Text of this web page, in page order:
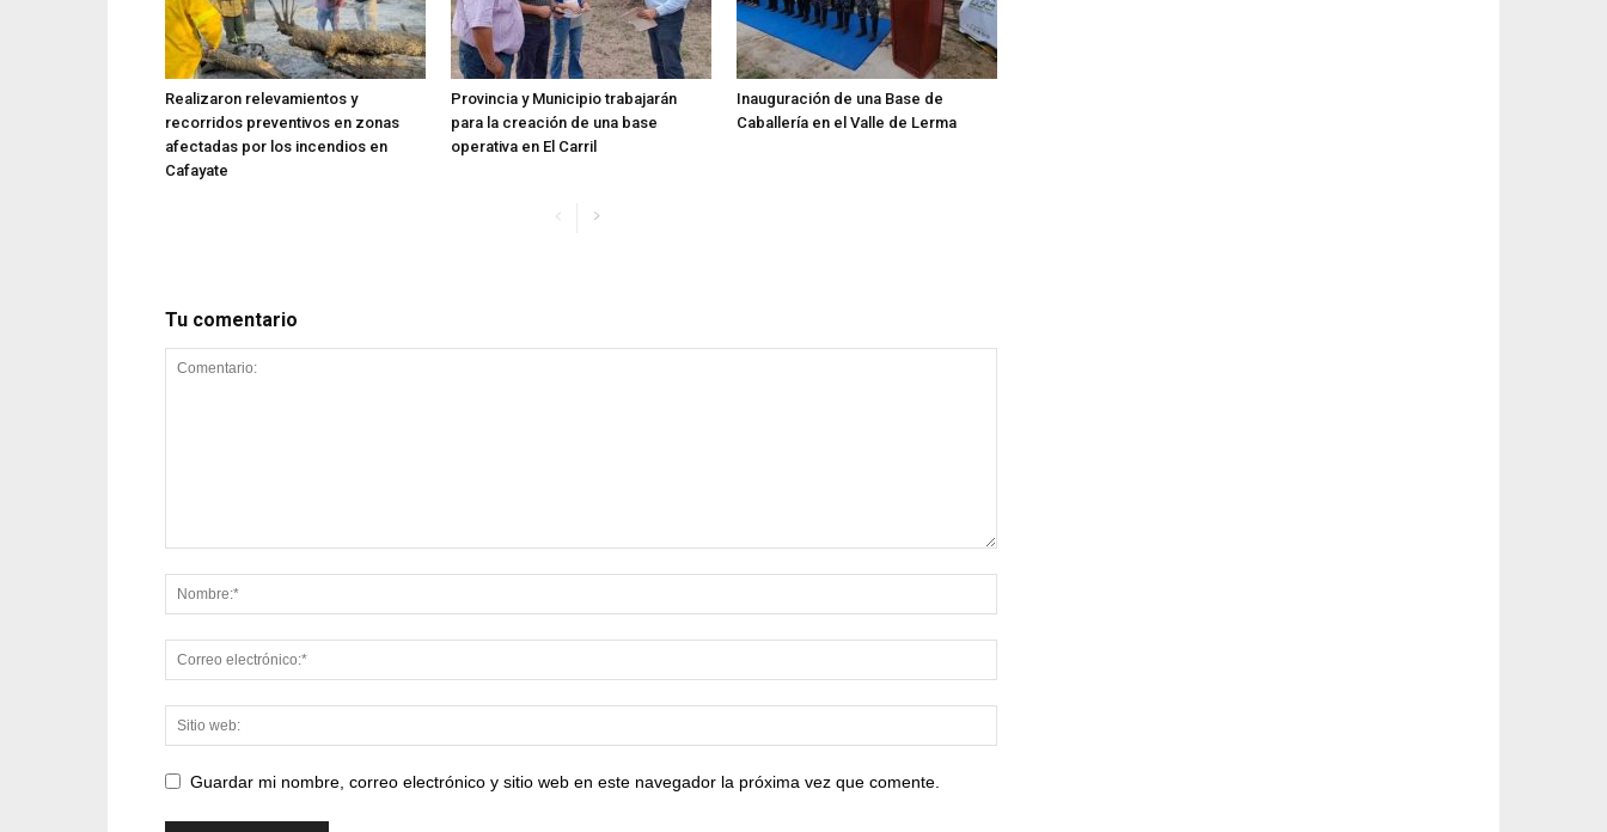
Realizaron relevamientos y
recorridos preventivos en zonas
afectadas por los incendios en
Cafayate
Provincia y Municipio trabajarán
para la creación de una base
operativa en El Carril
Inauguración de una Base de
Caballería en el Valle de Lerma
Tu comentario
Guardar mi nombre, correo electrónico y sitio web en este navegador la próxima vez que comente.